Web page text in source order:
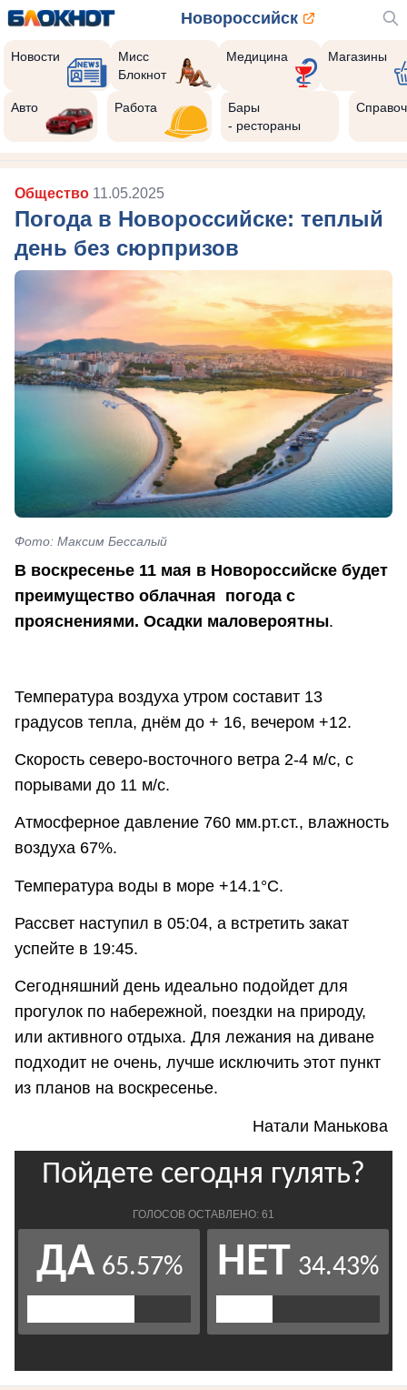
Новороссийск
Новости
Мисс
Блокнот
Медицина Магазины
Авто Работа
Бары
- рестораны
Общество 11.05.2025
Погода в Новороссийске: теплый
день без сюрпризов
Фото: Максим Бессалый
В воскресенье 11 мая в Новороссийске будет
преимущество облачная погода с
прояснениями. Осадки маловероятны.
Температура воздуха утром составит 13
градусов тепла, днём до + 16, вечером +12.
Скорость северо-восточного ветра 2-4 м/с, с
порывами до 11 м/с.
Атмосферное давление 760 мм.рт.ст., влажность
воздуха 67%.
Температура воды в море +14.1°C.
Рассвет наступил в 05:04, а встретить закат
успейте в 19:45.
Сегодняшний день идеально подойдет для
прогулок по набережной, поездки на природу,
или активного отдыха. Для лежания на диване
подходит не очень, лучше исключить этот пункт
из планов на воскресенье.
Натали Манькова